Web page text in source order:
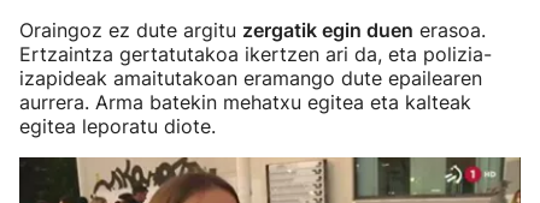
Oraingoz ez dute argitu zergatik egin duen erasoa.
Ertzaintza gertatutakoa ikertzen ari da, eta polizia-
izapideak amaitutakoan eramango dute epailearen
aurrera. Arma batekin mehatxu egitea eta kalteak
egitea leporatu diote.